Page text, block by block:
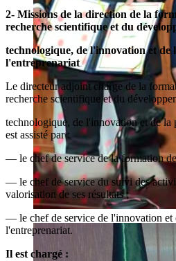
2- Missions de la direction de la
recherche scientifique et du
technologique, de l'innovation et de
l'entreprenariat
Le directeur adjoint charge de la
recherche scientifique et du
technologique, de l'innovation et de la
est assisté par :
— le chef de service de la formation
— le chef de service du suivi des
valorisation de ses résultats ;
— le chef de service de l'innovation et
l'entreprenariat.
Il est chargé :